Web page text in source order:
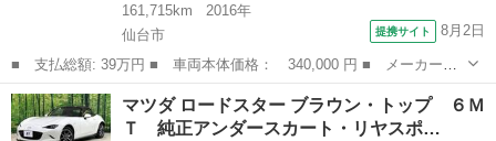
161,715km
2016年
仙台市
提携サイト 8月2日
■ 支払総額: 39万円 ■ 車両本体価格： 340,000 円 ■ メーカー
名： マツダ ■ 車種名： フレアクロスオーバー ■ グレード
名： ＸＳ ナビ オートクルーズコントロール レーンアシスト
衝突被害軽減システム...
宮城 仙台市 その他
マツダ ロードスター ブラウン・トップ ６Ｍ
Ｔ 純正アンダースカート・リヤスポ…